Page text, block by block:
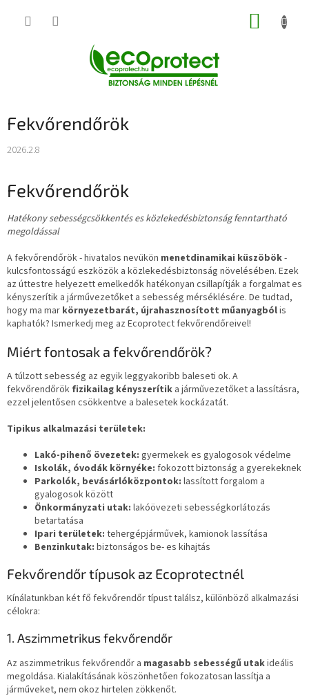
KOSÁR
Fekvőrendőrök
2026.2.8
Fekvőrendőrök
Hatékony sebességcsökkentés es közlekedésbiztonság fenntartható
megoldással
A fekvőrendőrök - hivatalos nevükön menetdinamikai küszöbök-
kulcsfontosságú eszközök a közlekedésbiztonság növelésében. Ezek
az úttestre helyezett emelkedők hatékonyan csillapítják a forgalmat es
kényszerítik a járművezetőket a sebesség mérséklésére. De tudtad,
hogy ma mar környezetbarát, újrahasznosított műanyagbólis
kaphatók? Ismerkedj meg az Ecoprotect fekvőrendőreivel!
Miért fontosak a fekvőrendőrök?
A túlzott sebesség az egyik leggyakoribb baleseti ok. A
fekvőrendőrök fizikailag kényszerítik a járművezetőket a lassításra,
ezzel jelentősen csökkentve a balesetek kockázatát.
Tipikus alkalmazási területek:
Lakó-pihenő övezetek: gyermekek es gyalogosok védelme
Iskolák, óvodák környéke: fokozott biztonság a gyerekeknek
Parkolók, bevásárlóközpontok: lassított forgalom a
gyalogosok között
Önkormányzati utak: lakóövezeti sebességkorlátozás
betartatása
Ipari területek: tehergépjárművek, kamionok lassítása
Benzinkutak: biztonságos be- es kihajtás
Fekvőrendőr típusok az Ecoprotectnél
Kínálatunkban két fő fekvőrendőr típust találsz, különböző alkalmazási
célokra:
1. Aszimmetrikus fekvőrendőr
Az aszimmetrikus fekvőrendőr a magasabb sebességű utakideális
megoldása. Kialakításának köszönhetően fokozatosan lassítja a
járműveket, nem okoz hirtelen zökkenőt.